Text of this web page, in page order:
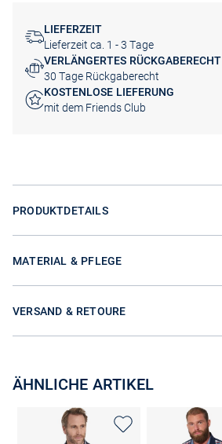
LIEFERZEIT
Lieferzeit ca. 1 - 3 Tage
VERLÄNGERTES RÜCKGABERECHT
30 Tage Rückgaberecht
KOSTENLOSE LIEFERUNG
mit dem Friends Club
PRODUKTDETAILS
MATERIAL & PFLEGE
VERSAND & RETOURE
ÄHNLICHE ARTIKEL